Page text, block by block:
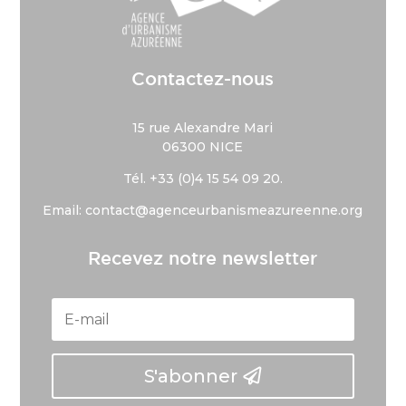
Contactez-nous
15 rue Alexandre Mari
06300 NICE
Tél. +33 (0)4 15 54 09 20.
Email: contact@agenceurbanismeazureenne.org
Recevez notre newsletter
S'abonner